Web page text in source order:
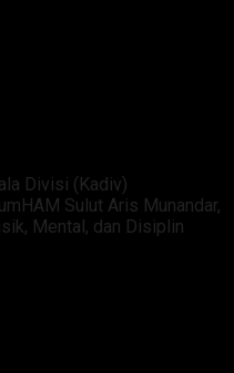
Divisi (Kadiv)
Sulut Aris Munandar,
Mental, dan Disiplin